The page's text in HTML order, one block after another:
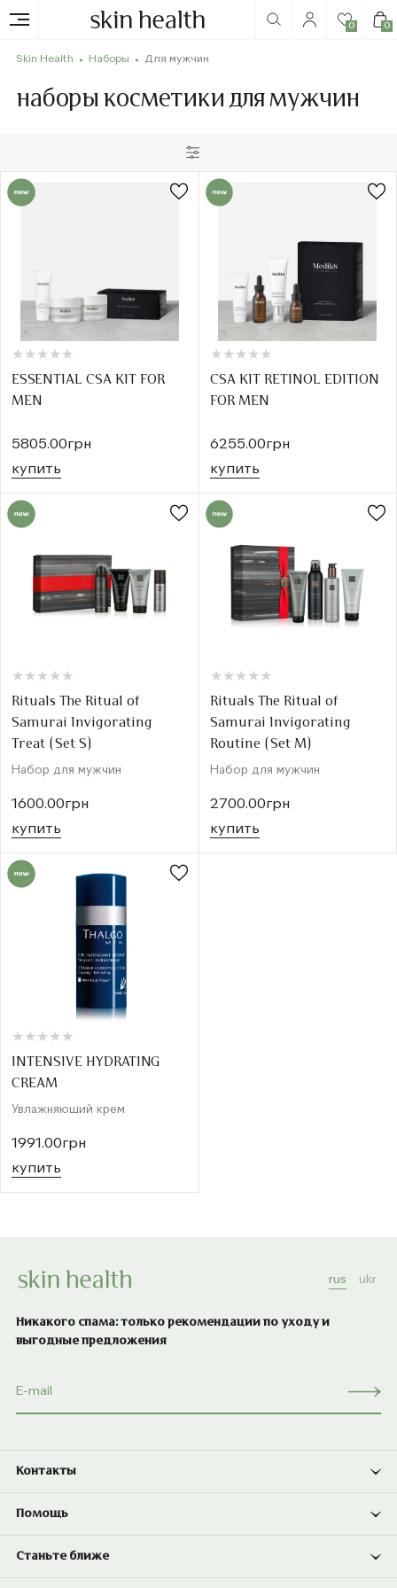
0 0
Skin Health Наборы Для мужчин
наборы косметики для мужчин
★
★ ★
★ ★
★ ★
★ ★
★
ESSENTIAL CSA KIT FOR
MEN
5805.00грн
купить
★
★ ★
★ ★
★ ★
★ ★
★
CSA KIT RETINOL EDITION
FOR MEN
6255.00грн
купить
★
★ ★
★ ★
★ ★
★ ★
★
Rituals The Ritual of
Samurai Invigorating
Treat (Set S)
Набор для мужчин
1600.00грн
купить
★
★ ★
★ ★
★ ★
★ ★
★
Rituals The Ritual of
Samurai Invigorating
Routine (Set M)
Набор для мужчин
2700.00грн
купить
★
★ ★
★ ★
★ ★
★ ★
★
INTENSIVE HYDRATING
CREAM
Увлажняющий крем
1991.00грн
купить
rus ukr
Никакого спама: только рекомендации по уходу и
выгодные предложения
Контакты
Помощь
Станьте ближе